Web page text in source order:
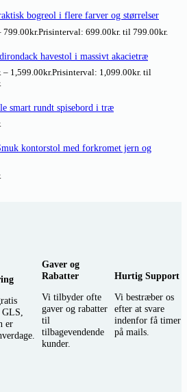
bogreol i flere farver og størrelser
799.00kr.Prisinterval: 699.00kr. til 799.00kr.
havestol i massivt akacietræ
– 1,599.00kr.Prisinterval: 1,099.00kr. til
smart rundt spisebord i træ
kontorstol med forkromet jern og
GLS,
er
Gaver og
Rabatter
Vi tilbyder ofte
gaver og rabatter
til
tilbagevendende
kunder.
Hurtig Support
Vi bestræber os
efter at svare
indenfor få timer
på mails.